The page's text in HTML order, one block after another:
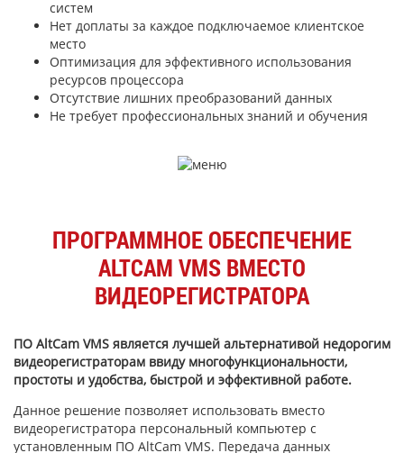
систем
Нет доплаты за каждое подключаемое клиентское
место
Оптимизация для эффективного использования
ресурсов процессора
Отсутствие лишних преобразований данных
Не требует профессиональных знаний и обучения
ПРОГРАММНОЕ ОБЕСПЕЧЕНИЕ
ALTCAM VMS ВМЕСТО
ВИДЕОРЕГИСТРАТОРА
ПО AltCam VMS является лучшей альтернативой недорогим
видеорегистраторам ввиду многофункциональности,
простоты и удобства, быстрой и эффективной работе.
Данное решение позволяет использовать вместо
видеорегистратора персональный компьютер с
установленным ПО AltCam VMS. Передача данных